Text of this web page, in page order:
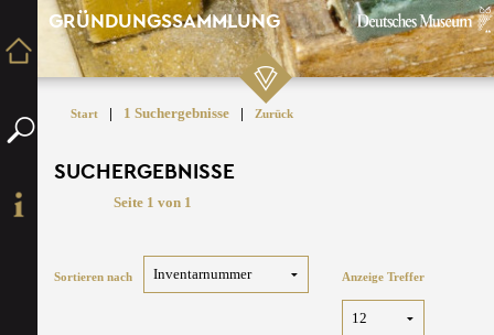
GRÜNDUNGSSAMMLUNG
Start | 1 Suchergebnisse | Zurück
SUCHERGEBNISSE
Seite 1 von 1
Sortieren nach Anzeige Treffer